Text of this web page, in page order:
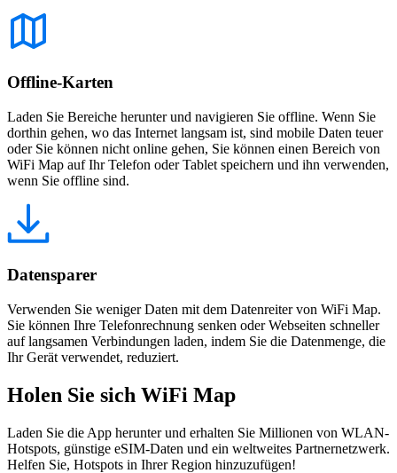
Offline-Karten
Laden Sie Bereiche herunter und navigieren Sie offline. Wenn Sie
dorthin gehen, wo das Internet langsam ist, sind mobile Daten teuer
oder Sie können nicht online gehen, Sie können einen Bereich von
WiFi Map auf Ihr Telefon oder Tablet speichern und ihn verwenden,
wenn Sie offline sind.
Datensparer
Verwenden Sie weniger Daten mit dem Datenreiter von WiFi Map.
Sie können Ihre Telefonrechnung senken oder Webseiten schneller
auf langsamen Verbindungen laden, indem Sie die Datenmenge, die
Ihr Gerät verwendet, reduziert.
Holen Sie sich WiFi Map
Laden Sie die App herunter und erhalten Sie Millionen von WLAN-
Hotspots, günstige eSIM-Daten und ein weltweites Partnernetzwerk.
Helfen Sie, Hotspots in Ihrer Region hinzuzufügen!